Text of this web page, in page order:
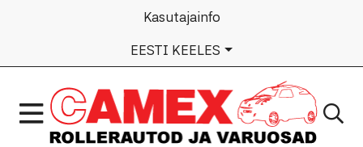
Kasutajainfo
VALI KEEL
EESTI KEELES